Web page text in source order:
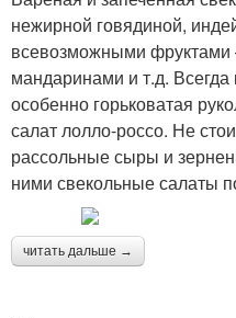
нежирной говядиной,
всевозможными
мандаринами и т.д. Всегда
особенно горьковатая
салат лолло-россо. Не
рассольные сыры и
ними свекольные салаты
читать дальше →